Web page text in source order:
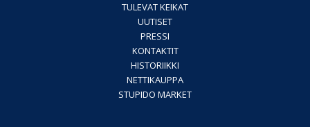
TULEVAT KEIKAT
UUTISET
PRESSI
KONTAKTIT
HISTORIIKKI
NETTIKAUPPA
STUPIDO MARKET